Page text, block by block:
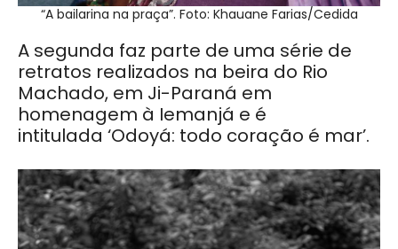
“A bailarina na praça”. Foto: Khauane Farias/Cedida
A segunda faz parte de uma série de
retratos realizados na beira do Rio
Machado, em Ji-Paraná em
homenagem à Iemanjá e é
intitulada ‘Odoyá: todo coração é mar’.